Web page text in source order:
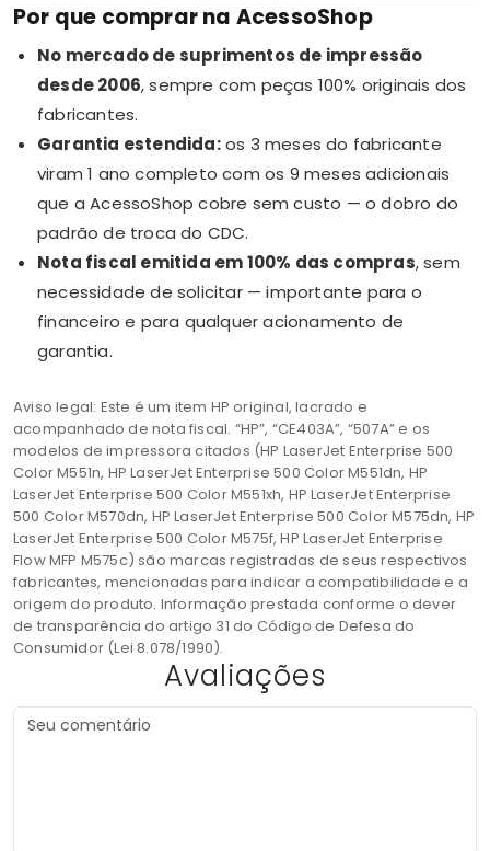
Por que comprar na AcessoShop
No mercado de suprimentos de impressão
desde 2006, sempre com peças 100% originais dos
fabricantes.
Garantia estendida:os 3 meses do fabricante
viram 1 ano completo com os 9 meses adicionais
que a AcessoShop cobre sem custo — o dobro do
padrão de troca do CDC.
Nota fiscal emitida em 100% das compras, sem
necessidade de solicitar — importante para o
financeiro e para qualquer acionamento de
garantia.
Aviso legal: Este é um item HP original, lacrado e
acompanhado de nota fiscal. “HP”, “CE403A”, “507A” e os
modelos de impressora citados (HP LaserJet Enterprise 500
Color M551n, HP LaserJet Enterprise 500 Color M551dn, HP
LaserJet Enterprise 500 Color M551xh, HP LaserJet Enterprise
500 Color M570dn, HP LaserJet Enterprise 500 Color M575dn, HP
LaserJet Enterprise 500 Color M575f, HP LaserJet Enterprise
Flow MFP M575c) são marcas registradas de seus respectivos
fabricantes, mencionadas para indicar a compatibilidade e a
origem do produto. Informação prestada conforme o dever
de transparência do artigo 31 do Código de Defesa do
Consumidor (Lei 8.078/1990).
Avaliações